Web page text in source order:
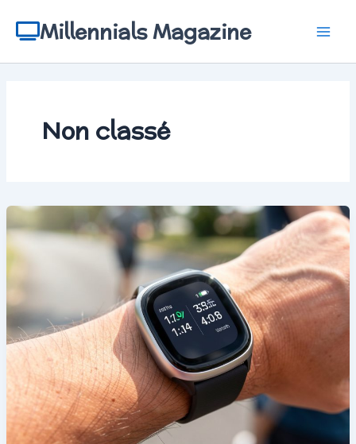
contenuMillennials Magazine
Non classé